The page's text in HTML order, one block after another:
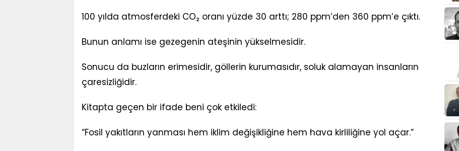
100 yılda atmosferdeki CO₂ oranı yüzde 30 arttı; 280 ppm’den 360 ppm’e çıktı.
Bunun anlamı ise gezegenin ateşinin yükselmesidir.
Sonucu da buzların erimesidir, göllerin kurumasıdır, soluk alamayan insanların
çaresizliğidir.
Kitapta geçen bir ifade beni çok etkiledi:
“Fosil yakıtların yanması hem iklim değişikliğine hem hava kirliliğine yol açar.”